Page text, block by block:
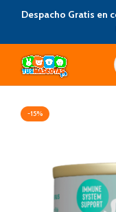
Despacho Gratis en
-15%